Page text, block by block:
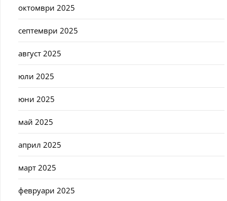
октомври 2025
септември 2025
август 2025
юли 2025
юни 2025
май 2025
април 2025
март 2025
февруари 2025